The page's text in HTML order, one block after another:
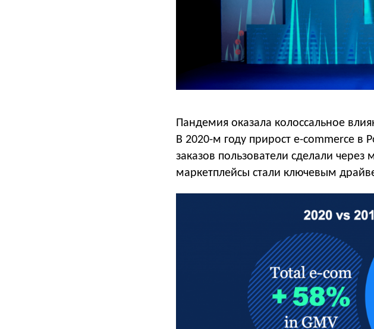
Пандемия оказала колоссальное
В 2020-м году прирост e-commerce в
заказов пользователи сделали
маркетплейсы стали ключевым